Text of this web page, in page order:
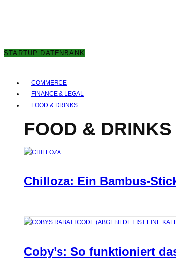
STARTUP DATENBANK
COMMERCE
FINANCE & LEGAL
FOOD & DRINKS
FOOD & DRINKS
Chilloza: Ein Bambus-
Coby’s: So funktioniert